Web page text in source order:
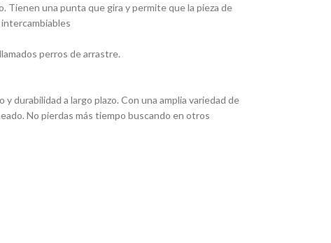
una punta que gira y permite que la pieza de
perros de arrastre.
durabilidad a largo plazo. Con una amplia variedad de
No pierdas más tiempo buscando en otros